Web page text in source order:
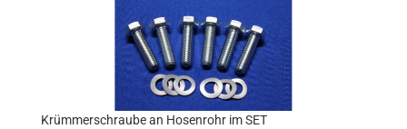
Krümmerschraube an Hosenrohr im SET